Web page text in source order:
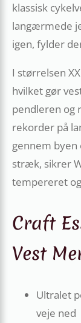
klassisk
langærmede
igen, fylder
I størrelsen
hvilket gør
pendleren og
rekorder på
gennem
stræk, sikrer
tempereret
Craft
Vest
Ultralet
veje ned